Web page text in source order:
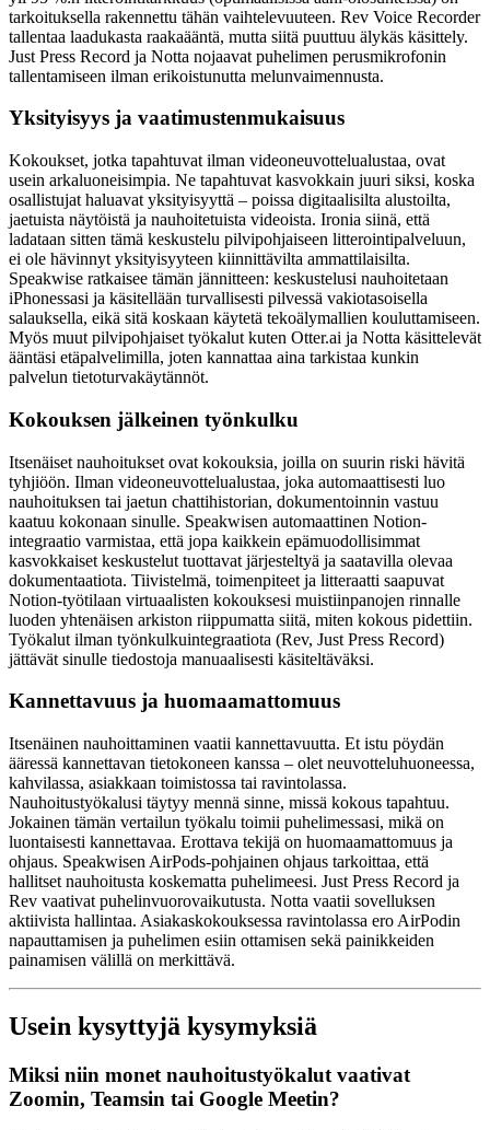
tarkoituksella rakennettu tähän vaihtelevuuteen. Rev Voice Recorder
tallentaa laadukasta raakaääntä, mutta siitä puuttuu älykäs käsittely.
Just Press Record ja Notta nojaavat puhelimen perusmikrofonin
tallentamiseen ilman erikoistunutta melunvaimennusta.
Yksityisyys ja vaatimustenmukaisuus
Kokoukset, jotka tapahtuvat ilman videoneuvottelualustaa, ovat
usein arkaluoneisimpia. Ne tapahtuvat kasvokkain juuri siksi, koska
osallistujat haluavat yksityisyyttä – poissa digitaalisilta alustoilta,
jaetuista näytöistä ja nauhoitetuista videoista. Ironia siinä, että
ladataan sitten tämä keskustelu pilvipohjaiseen litterointipalveluun,
ei ole hävinnyt yksityisyyteen kiinnittävilta ammattilaisilta.
Speakwise ratkaisee tämän jännitteen: keskustelusi nauhoitetaan
iPhonessasi ja käsitellään turvallisesti pilvessä vakiotasoisella
salauksella, eikä sitä koskaan käytetä tekoälymallien kouluttamiseen.
Myös muut pilvipohjaiset työkalut kuten Otter.ai ja Notta käsittelevät
ääntäsi etäpalvelimilla, joten kannattaa aina tarkistaa kunkin
palvelun tietoturvakäytännöt.
Kokouksen jälkeinen työnkulku
Itsenäiset nauhoitukset ovat kokouksia, joilla on suurin riski hävitä
tyhjiöön. Ilman videoneuvottelualustaa, joka automaattisesti luo
nauhoituksen tai jaetun chattihistorian, dokumentoinnin vastuu
kaatuu kokonaan sinulle. Speakwisen automaattinen Notion-
integraatio varmistaa, että jopa kaikkein epämuodollisimmat
kasvokkaiset keskustelut tuottavat järjesteltyä ja saatavilla olevaa
dokumentaatiota. Tiivistelmä, toimenpiteet ja litteraatti saapuvat
Notion-työtilaan virtuaalisten kokouksesi muistiinpanojen rinnalle
luoden yhtenäisen arkiston riippumatta siitä, miten kokous pidettiin.
Työkalut ilman työnkulkuintegraatiota (Rev, Just Press Record)
jättävät sinulle tiedostoja manuaalisesti käsiteltäväksi.
Kannettavuus ja huomaamattomuus
Itsenäinen nauhoittaminen vaatii kannettavuutta. Et istu pöydän
ääressä kannettavan tietokoneen kanssa – olet neuvotteluhuoneessa,
kahvilassa, asiakkaan toimistossa tai ravintolassa.
Nauhoitustyökalusi täytyy mennä sinne, missä kokous tapahtuu.
Jokainen tämän vertailun työkalu toimii puhelimessasi, mikä on
luontaisesti kannettavaa. Erottava tekijä on huomaamattomuus ja
ohjaus. Speakwisen AirPods-pohjainen ohjaus tarkoittaa, että
hallitset nauhoitusta koskematta puhelimeesi. Just Press Record ja
Rev vaativat puhelinvuorovaikutusta. Notta vaatii sovelluksen
aktiivista hallintaa. Asiakaskokouksessa ravintolassa ero AirPodin
napauttamisen ja puhelimen esiin ottamisen sekä painikkeiden
painamisen välillä on merkittävä.
Usein kysyttyjä kysymyksiä
Miksi niin monet nauhoitustyökalut vaativat
Zoomin, Teamsin tai Google Meetin?